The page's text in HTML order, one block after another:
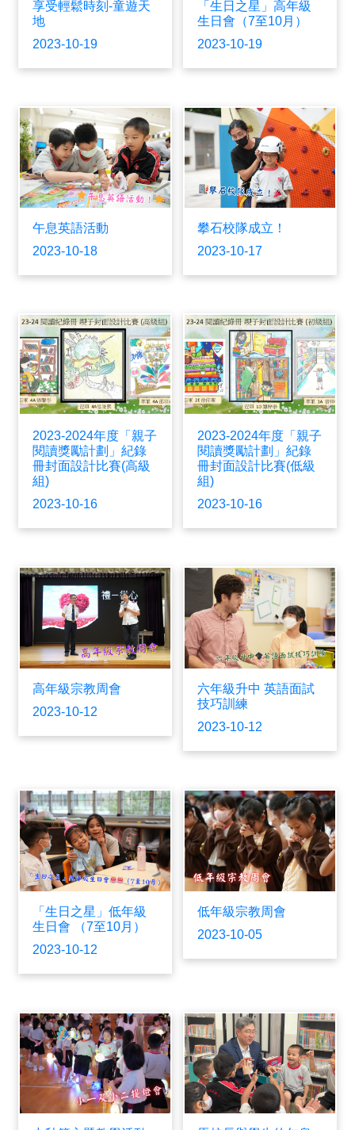
享受輕鬆時刻-童遊天
地
2023-10-19
「生日之星」高年級
生日會（7至10月）
2023-10-19
午息英語活動
2023-10-18
攀石校隊成立！
2023-10-17
2023-2024年度「親子
閱讀獎勵計劃」紀錄
冊封面設計比賽(高級
組)
2023-10-16
2023-2024年度「親子
閱讀獎勵計劃」紀錄
冊封面設計比賽(低級
組)
2023-10-16
高年級宗教周會
2023-10-12
六年級升中 英語面試
技巧訓練
2023-10-12
「生日之星」低年級
生日會 （7至10月）
2023-10-12
低年級宗教周會
2023-10-05